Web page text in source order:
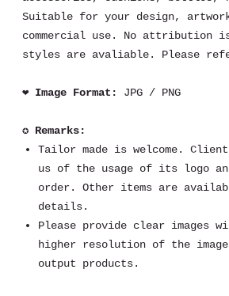
Suitable for your design,
commercial use. No attribution
styles are avaliable. Please
❤ Image Format: JPG / PNG
✪ Remarks:
Tailor made is welcome.
us of the usage of its logo
order. Other items are
details.
Please provide clear images
higher resolution of the
output products.